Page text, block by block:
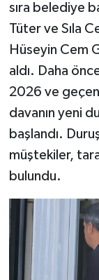
sıra belediye
Tüter ve Sıla
Hüseyin Cem
aldı. Daha
2026 ve geçen
davanın yeni
başlandı.
müştekiler,
bulundu.